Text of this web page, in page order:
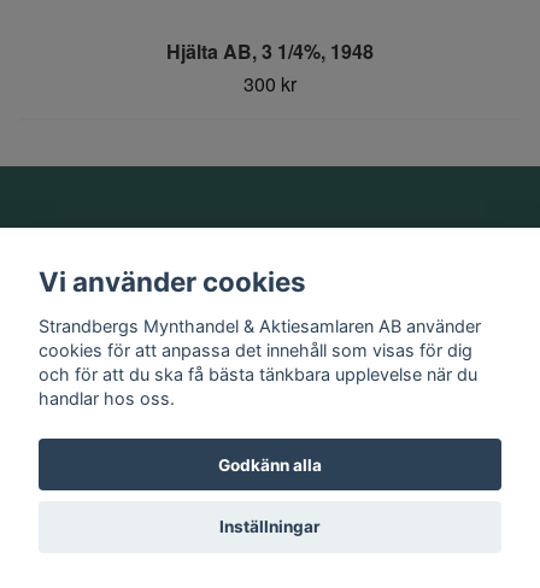
Hjälta AB, 3 1/4%, 1948
300 kr
Information
Sociala medier
© 2026 Strandbergs Mynthandel & Aktiesamlaren AB
Vi använder cookies
Strandbergs Mynthandel & Aktiesamlaren AB använder
cookies för att anpassa det innehåll som visas för dig
och för att du ska få bästa tänkbara upplevelse när du
handlar hos oss.
Godkänn alla
Inställningar